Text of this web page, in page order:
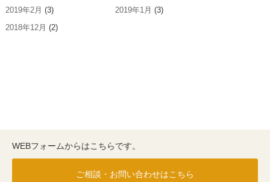
2019年2月 (3) 2019年1月 (3)
2018年12月 (2)
WEBフォームからはこちらです。
ご相談・お問い合わせはこちら